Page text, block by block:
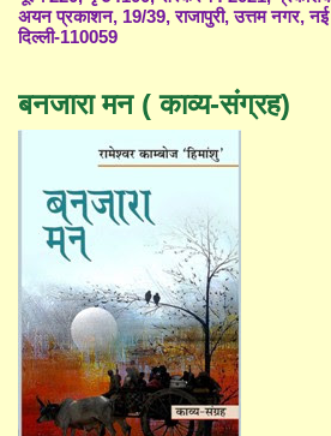
अयन प्रकाशन, 19/39, राजापुरी, उत्तम नगर, नई
दिल्ली-110059
बनजारा मन ( काव्य-संग्रह)